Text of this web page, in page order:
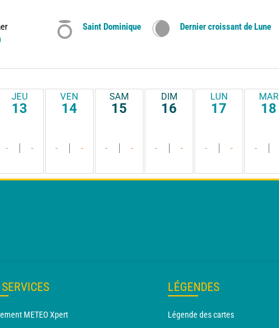
Saint Dominique Dernier croissant de Lune
JEU
13
- -
VEN
14
- -
SAM
15
- -
DIM
16
- -
LUN
17
- -
MAR
18
-
METEO Xpert
LÉGENDES
Légende des cartes